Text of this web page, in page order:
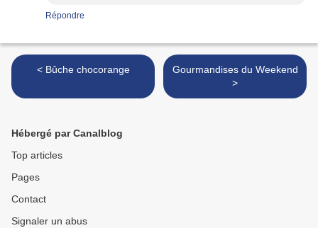
Répondre
< Bûche chocorange
Gourmandises du Weekend
>
Hébergé par Canalblog
Top articles
Pages
Contact
Signaler un abus